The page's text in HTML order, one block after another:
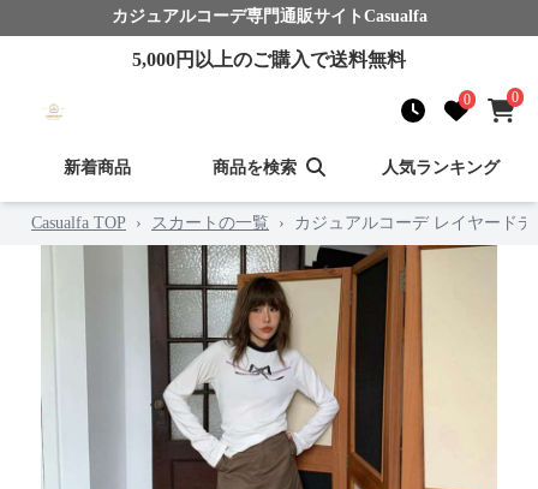
カジュアルコーデ専門通販サイト Casualfa
5,000円以上のご購入で送料無料
0 0
新着商品 商品を検索 人気ランキング
Casualfa TOP › スカートの一覧 › カジュアルコーデ レイヤード